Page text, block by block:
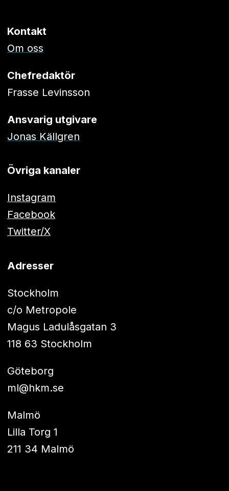
Kontakt
Om oss
Chefredaktör
Frasse Levinsson
Ansvarig utgivare
Jonas Källgren
Övriga kanaler
Instagram
Facebook
Twitter/X
Adresser
Stockholm
c/o Metropole
Magus Ladulåsgatan 3
118 63 Stockholm
Göteborg
ml@hkm.se
Malmö
Lilla Torg 1
211 34 Malmö